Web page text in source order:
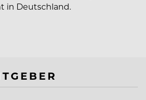
in Deutschland.